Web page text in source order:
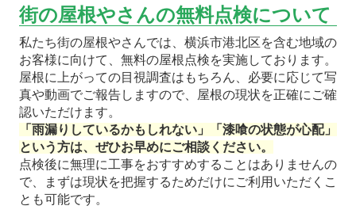
街の屋根やさんの無料点検について
私たち街の屋根やさんでは、横浜市港北区を含む地域の
お客様に向けて、無料の屋根点検を実施しております。
屋根に上がっての目視調査はもちろん、必要に応じて写
真や動画でご報告しますので、屋根の現状を正確にご確
認いただけます。
「雨漏りしているかもしれない」「漆喰の状態が心配」
という方は、ぜひお早めにご相談ください。
点検後に無理に工事をおすすめすることはありませんの
で、まずは現状を把握するためだけにご利用いただくこ
とも可能です。